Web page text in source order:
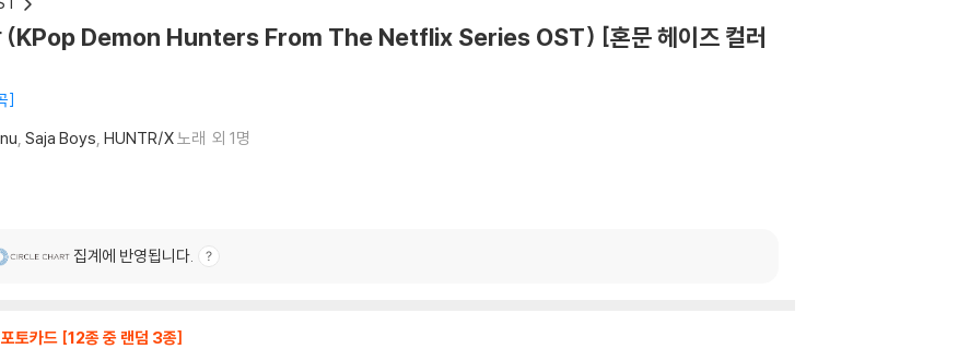
(KPop Demon Hunters From The Netflix Series OST) [혼문 헤이즈 컬러
Saja Boys HUNTR/X노래 외 1명
집계에 반영됩니다.
토카드 [12종 중 랜덤 3종]